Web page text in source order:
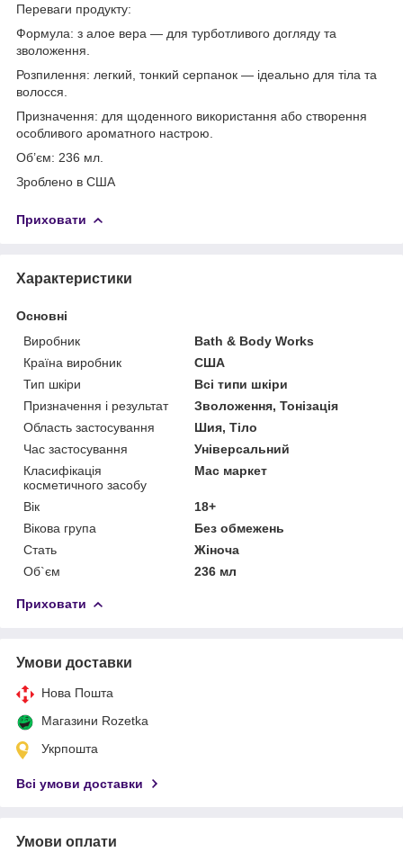
Переваги продукту:
Формула: з алое вера — для турботливого догляду та
зволоження.
Розпилення: легкий, тонкий серпанок — ідеально для тіла та
волосся.
Призначення: для щоденного використання або створення
особливого ароматного настрою.
Об’єм: 236 мл.
Зроблено в США
Приховати
Характеристики
Основні
Виробник
Bath & Body Works
Країна виробник
США
Тип шкіри
Всі типи шкіри
Призначення і результат
Зволоження, Тонізація
Область застосування
Шия, Тіло
Час застосування
Універсальний
Класифікація
косметичного засобу
Мас маркет
Вік
18+
Вікова група
Без обмежень
Стать
Жіноча
Об`єм
236 мл
Приховати
Умови доставки
Нова Пошта
Магазини Rozetka
Укрпошта
Всі умови доставки
Умови оплати